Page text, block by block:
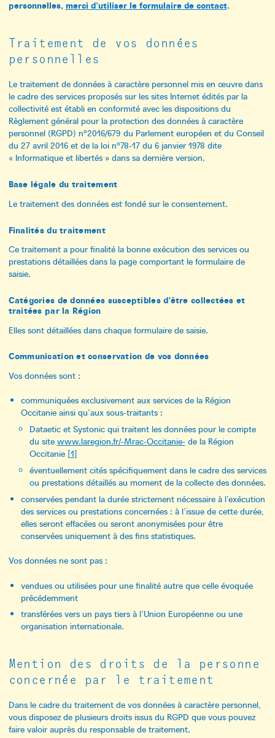
personnelles, merci d’utiliser le formulaire de contact.
Traitement de vos données
personnelles
Le traitement de données à caractère personnel mis en œuvre dans
le cadre des services proposés sur les sites Internet édités par la
collectivité est établi en conformité avec les dispositions du
Règlement général pour la protection des données à caractère
personnel (RGPD) n°2016/679 du Parlement européen et du Conseil
du 27 avril 2016 et de la loi n°78-17 du 6 janvier 1978 dite
« Informatique et libertés » dans sa dernière version.
Base légale du traitement
Le traitement des données est fondé sur le consentement.
Finalités du traitement
Ce traitement a pour finalité la bonne exécution des services ou
prestations détaillées dans la page comportant le formulaire de
saisie.
Catégories de données susceptibles d’être collectées et
traitées par la Région
Elles sont détaillées dans chaque formulaire de saisie.
Communication et conservation de vos données
Vos données sont :
communiquées exclusivement aux services de la Région
Occitanie ainsi qu’aux sous-traitants :
Dataetic et Systonic qui traitent les données pour le compte
du site www.laregion.fr/-Mrac-Occitanie-de la Région
Occitanie[1]
éventuellement cités spécifiquement dans le cadre des services
ou prestations détaillés au moment de la collecte des données.
conservées pendant la durée strictement nécessaire à l’exécution
des services ou prestations concernées : à l’issue de cette durée,
elles seront effacées ou seront anonymisées pour être
conservées uniquement à des fins statistiques.
Vos données ne sont pas :
vendues ou utilisées pour une finalité autre que celle évoquée
précédemment
transférées vers un pays tiers à l’Union Européenne ou une
organisation internationale.
Mention des droits de la personne
concernée par le traitement
Dans le cadre du traitement de vos données à caractère personnel,
vous disposez de plusieurs droits issus du RGPD que vous pouvez
faire valoir auprès du responsable de traitement.